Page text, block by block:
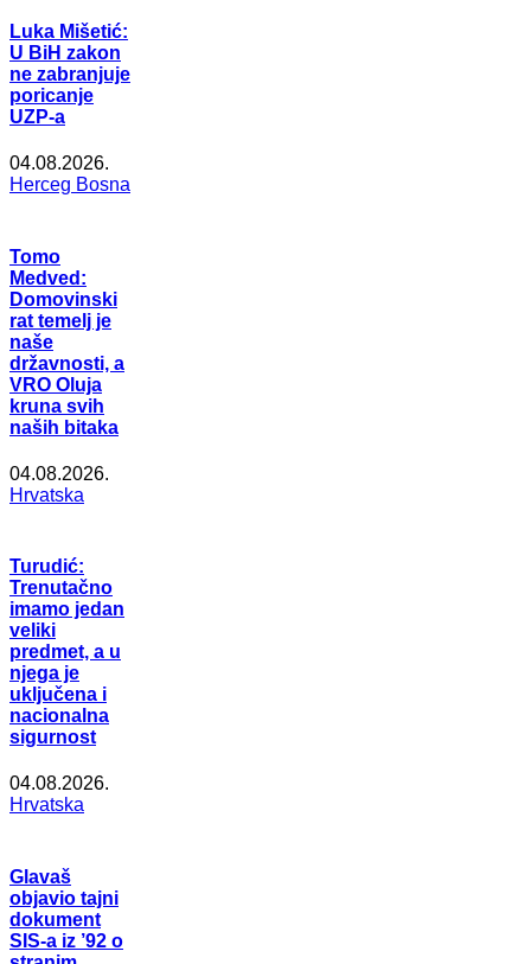
Luka Mišetić:
U BiH zakon
ne zabranjuje
poricanje
UZP-a
04.08.2026.
Herceg Bosna
Tomo
Medved:
Domovinski
rat temelj je
naše
državnosti, a
VRO Oluja
kruna svih
naših bitaka
04.08.2026.
Hrvatska
Turudić:
Trenutačno
imamo jedan
veliki
predmet, a u
njega je
uključena i
nacionalna
sigurnost
04.08.2026.
Hrvatska
Glavaš
objavio tajni
dokument
SIS-a iz ’92 o